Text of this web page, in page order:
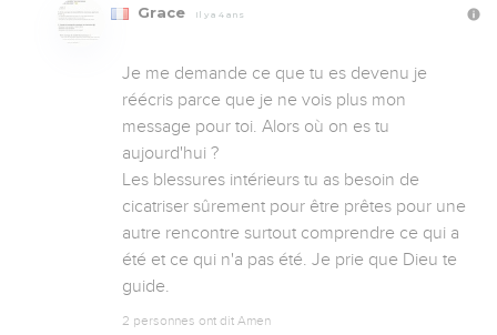
Grace Il y a 4 ans
Je me demande ce que tu es devenu je
réécris parce que je ne vois plus mon
message pour toi. Alors où on es tu
aujourd'hui ?
Les blessures intérieurs tu as besoin de
cicatriser sûrement pour être prêtes pour une
autre rencontre surtout comprendre ce qui a
été et ce qui n'a pas été. Je prie que Dieu te
guide.
2 personnes ont dit Amen